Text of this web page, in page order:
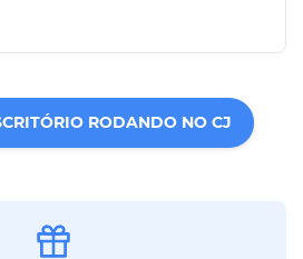
RODANDO NO CJ